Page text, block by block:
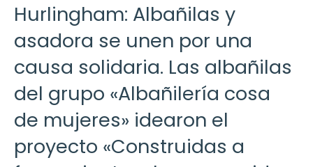
Hurlingham: Albañilas y
asadora se unen por una
causa solidaria. Las albañilas
del grupo «Albañilería cosa
de mujeres» idearon el
proyecto «Construidas a